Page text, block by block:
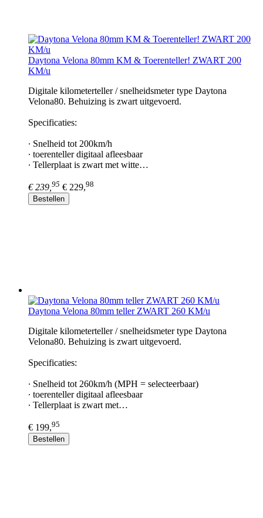
Daytona Velona 80mm KM & Toerenteller! ZWART 200
KM/u
Digitale kilometerteller / snelheidsmeter type Daytona
Velona80. Behuizing is zwart uitgevoerd.
Specificaties:
∙ Snelheid tot 200km/h
∙ toerenteller digitaal afleesbaar
∙ Tellerplaat is zwart met witte…
€ 239, 95 € 229,98
Bestellen
Daytona Velona 80mm teller ZWART 260 KM/u
Digitale kilometerteller / snelheidsmeter type Daytona
Velona80. Behuizing is zwart uitgevoerd.
Specificaties:
∙ Snelheid tot 260km/h (MPH = selecteerbaar)
∙ toerenteller digitaal afleesbaar
∙ Tellerplaat is zwart met…
€ 199,95
Bestellen